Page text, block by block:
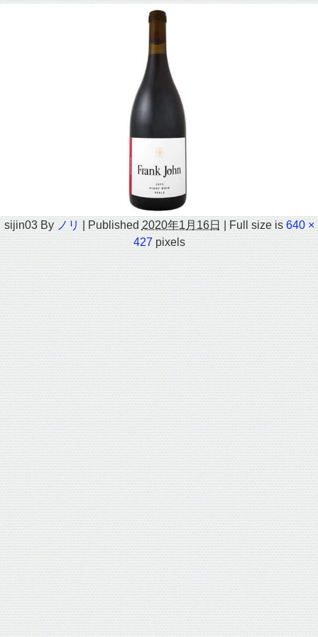
sijin03 By ノリ Published 2020年1月16日 Full size is 640 ×
427pixels